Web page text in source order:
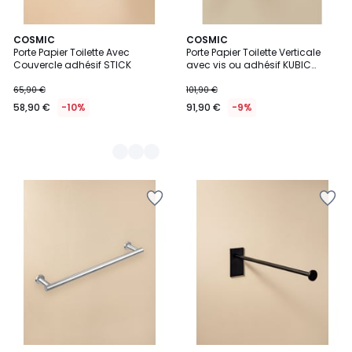
COSMIC
Porte Papier Toilette Avec
Couvercle adhésif STICK
65,90 €
58,90 € -10%
3
Couleurs
COSMIC
Porte Papier Toilette Verticale
avec vis ou adhésif KUBIC
101,90 €
91,90 € -9%